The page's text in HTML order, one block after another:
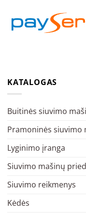
KATALOGAS
Buitinės siuvimo
Pramoninės siuvimo
Lyginimo įranga
Siuvimo mašinų
Siuvimo reikmenys
Kėdės